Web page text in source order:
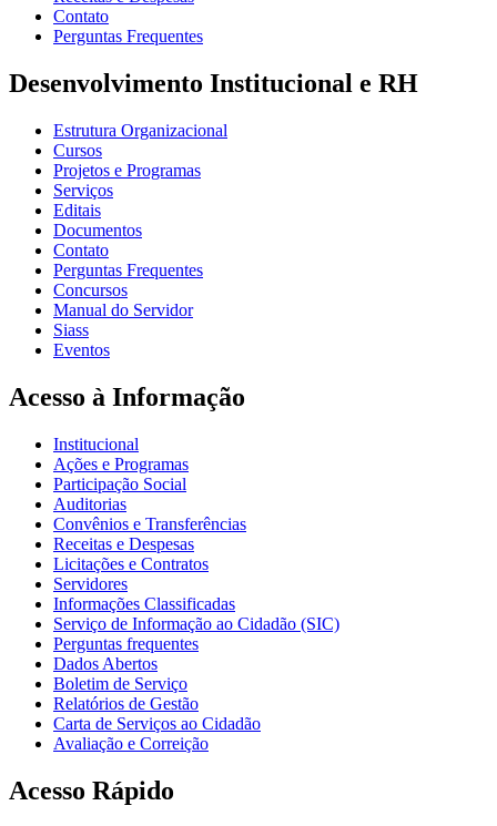
Contato
Perguntas Frequentes
Desenvolvimento Institucional e RH
Estrutura Organizacional
Cursos
Projetos e Programas
Serviços
Editais
Documentos
Contato
Perguntas Frequentes
Concursos
Manual do Servidor
Siass
Eventos
Acesso à Informação
Institucional
Ações e Programas
Participação Social
Auditorias
Convênios e Transferências
Receitas e Despesas
Licitações e Contratos
Servidores
Informações Classificadas
Serviço de Informação ao Cidadão (SIC)
Perguntas frequentes
Dados Abertos
Boletim de Serviço
Relatórios de Gestão
Carta de Serviços ao Cidadão
Avaliação e Correição
Acesso Rápido